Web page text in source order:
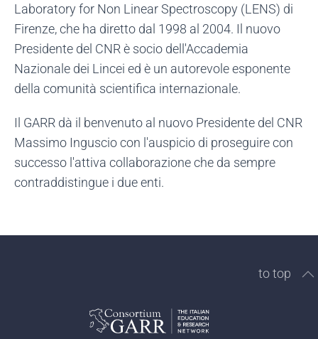
Laboratory for Non Linear Spectroscopy (LENS) di
Firenze, che ha diretto dal 1998 al 2004. Il nuovo
Presidente del CNR è socio dell'Accademia
Nazionale dei Lincei ed è un autorevole esponente
della comunità scientifica internazionale.
Il GARR dà il benvenuto al nuovo Presidente del CNR
Massimo Inguscio con l'auspicio di proseguire con
successo l'attiva collaborazione che da sempre
contraddistingue i due enti.
to top